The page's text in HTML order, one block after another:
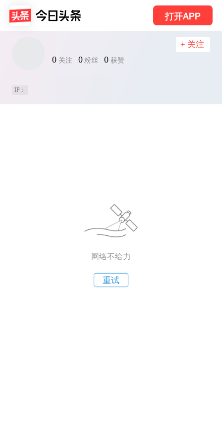
打开APP
0 关注 0 粉丝 0 获赞
+ 关注
IP：
网络不给力
重试